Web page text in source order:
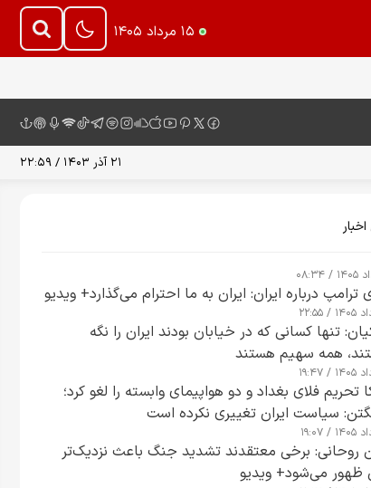
۱۵ مرداد ۱۴۰۵
۲۱ آذر ۱۴۰۳ / ۲۲:۵۹
ترامپ درباره ایران: ایران به ما احترام می‌گذارد+ ویدیو
تنها کسانی که در خیابان بودند ایران را نگه
همه سهیم هستند
تحریم فلای بغداد و دو هواپیمای وابسته را لغو کرد؛
سیاست ایران تغییری نکرده است
برخی معتقدند تشدید جنگ باعث نزدیک‌تر
می‌شود+ ویدیو